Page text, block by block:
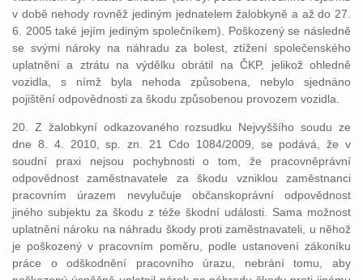
v době nehody rovněž jediným jednatelem žalobkyně a až do 27.
6. 2005 také jejím jediným společníkem). Poškozený se následně
se svými nároky na náhradu za bolest, ztížení společenského
uplatnění a ztrátu na výdělku obrátil na ČKP, jelikož ohledně
vozidla, s nímž byla nehoda způsobena, nebylo sjednáno
pojištění odpovědnosti za škodu způsobenou provozem vozidla.
20. Z žalobkyní odkazovaného rozsudku Nejvyššího soudu ze
dne 8. 4. 2010, sp. zn. 21 Cdo 1084/2009, se podává, že v
soudní praxi nejsou pochybnosti o tom, že pracovněprávní
odpovědnost zaměstnavatele za škodu vzniklou zaměstnanci
pracovním úrazem nevylučuje občanskoprávní odpovědnost
jiného subjektu za škodu z téže škodní události. Sama možnost
uplatnění nároku na náhradu škody proti zaměstnavateli, u něhož
je poškozený v pracovním poměru, podle ustanovení zákoníku
práce o odškodnění pracovního úrazu, nebrání tomu, aby